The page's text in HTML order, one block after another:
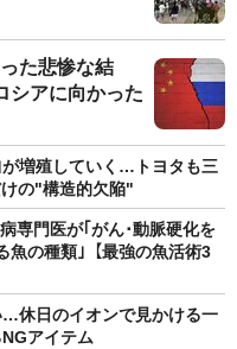
た悲惨な結
シアに向かった
増殖していく…トヨタも三
の"構造的欠陥"
専門医が｢がん･動脈硬化を
魚の種類｣【最強の魚活術3
…休日のイオンで見かける一
アイテム